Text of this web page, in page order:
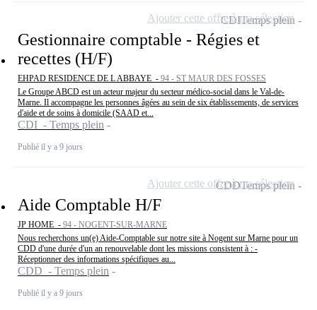
Gestionnaire comptable - Régies et
recettes (H/F)
EHPAD RESIDENCE DE L ABBAYE - 94 - ST MAUR DES FOSSES
Le Groupe ABCD est un acteur majeur du secteur médico-social dans le Val-de-
Marne. Il accompagne les personnes âgées au sein de six établissements, de services
d'aide et de soins à domicile (SAAD et...
CDI - Temps plein
Publié il y a 9 jours
CDITemps plein
Ajouter cette offre à ma sélection
Aide Comptable H/F
JP HOME - 94 - NOGENT-SUR-MARNE
Nous recherchons un(e) Aide-Comptable sur notre site à Nogent sur Marne pour un
CDD d'une durée d'un an renouvelable dont les missions consistent à : -
Réceptionner des informations spécifiques au...
CDD - Temps plein
Publié il y a 9 jours
CDDTemps plein
Ajouter cette offre à ma sélection